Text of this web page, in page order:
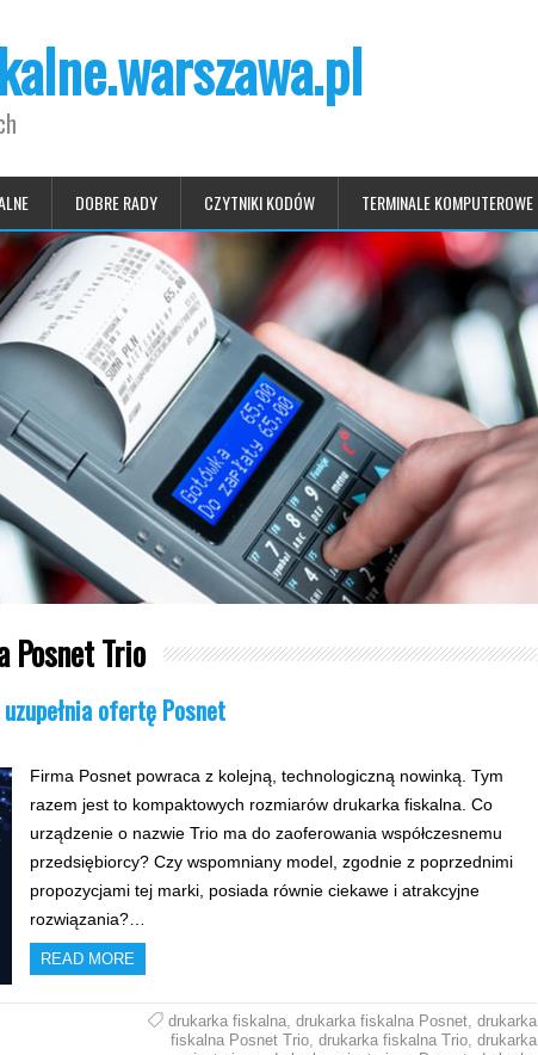
DOBRE RADY CZYTNIKI KODÓW TERMINALE KOMPUTEROWE
Posnet Trio
ofertę Posnet
Firma Posnet powraca z kolejną, technologiczną nowinką. Tym
razem jest to kompaktowych rozmiarów drukarka fiskalna. Co
urządzenie o nazwie Trio ma do zaoferowania współczesnemu
przedsiębiorcy? Czy wspomniany model, zgodnie z poprzednimi
propozycjami tej marki, posiada równie ciekawe i atrakcyjne
rozwiązania?…
READ MORE
drukarka fiskalna, drukarka fiskalna Posnet, drukarka
fiskalna Posnet Trio, drukarka fiskalna Trio, drukarka